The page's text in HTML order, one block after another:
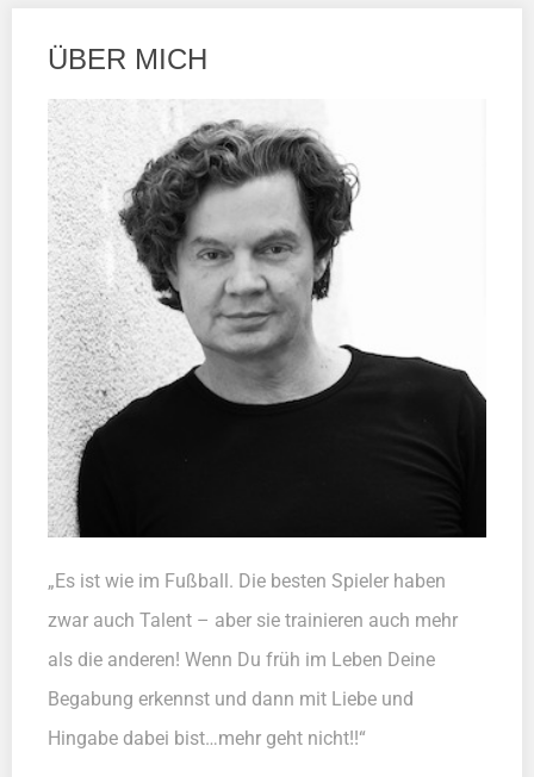
ÜBER MICH
„Es ist wie im Fußball. Die besten Spieler haben
zwar auch Talent – aber sie trainieren auch mehr
als die anderen! Wenn Du früh im Leben Deine
Begabung erkennst und dann mit Liebe und
Hingabe dabei bist…mehr geht nicht!!“